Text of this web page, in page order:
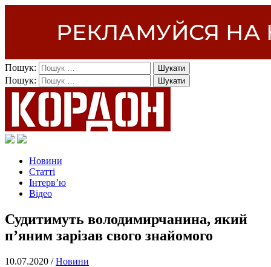
Пошук:
Пошук:
Новини
Статті
Інтерв’ю
Відео
Судитимуть володимирчанина, який
п’яним зарізав свого знайомого
10.07.2020 /Новини